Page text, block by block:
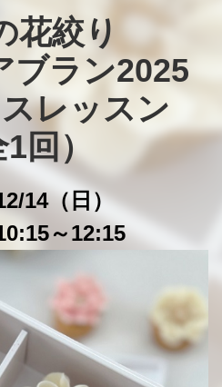
花絞り
ブラン2025
レッスン
回）
14（日）
～12:15